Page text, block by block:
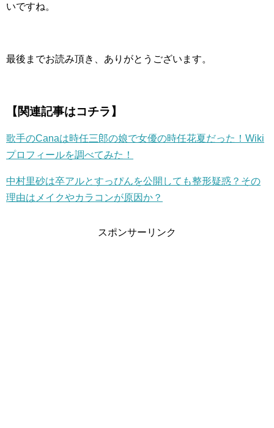
いですね。
最後までお読み頂き、ありがとうございます。
【関連記事はコチラ】
歌手のCanaは時任三郎の娘で女優の時任花夏だった！Wiki
プロフィールを調べてみた！
中村里砂は卒アルとすっぴんを公開しても整形疑惑？その
理由はメイクやカラコンが原因か？
スポンサーリンク